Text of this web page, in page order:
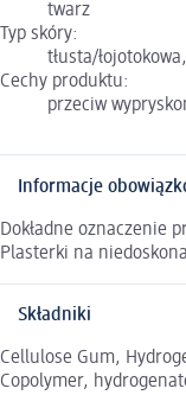
twarz
Typ skóry:
tłusta/
Cechy produktu:
przeciw
Informacje
Dokładne oznaczenie
Plasterki na
Składniki
Cellulose Gum,
Copolymer,